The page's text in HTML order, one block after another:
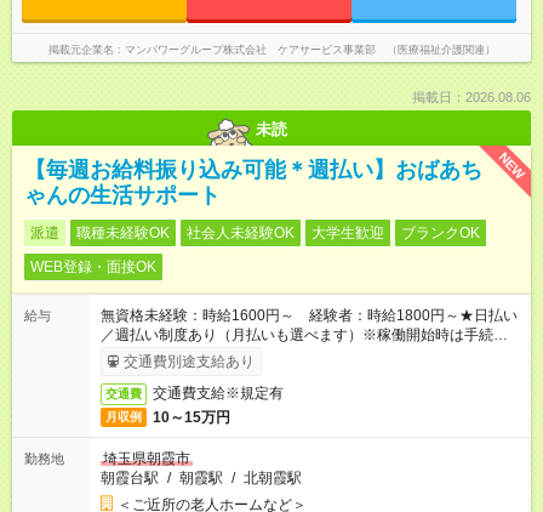
掲載元企業名 マンパワーグループ株式会社 ケアサービス事業部 （医療福祉介護関連）
掲載日：2026.08.06
未読
NEW
【毎週お給料振り込み可能＊週払い】おばあち
ゃんの生活サポート
派遣 職種未経験OK 社会人未経験OK 大学生歓迎
ブランクOK
WEB登録・面接OK
給与
無資格未経験：時給1600円～ 経験者：時給1800円～★日払い
／週払い制度あり（月払いも選べます）※稼働開始時は手続き完
了次第のお支払いとなります。
交通費別途支給あり
交通費 交通費支給※規定有
月収例 10～15万円
勤務地
埼玉県朝霞市
朝霞台駅 / 朝霞駅 / 北朝霞駅
＜ご近所の老人ホームなど＞